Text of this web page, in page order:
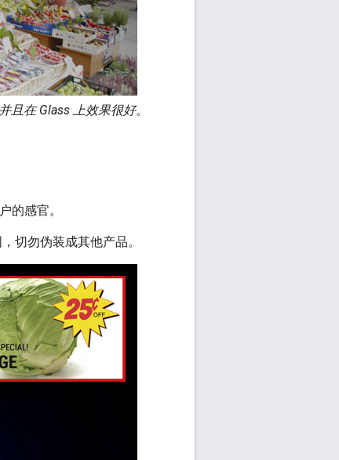
在 Glass 上效果很好。
的感官。
切勿伪装成其他产品。